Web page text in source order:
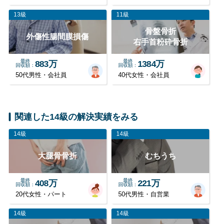
13級
外傷性腸間膜損傷
最終
回収額
883万
50代男性・会社員
11級
骨盤骨折
右手首粉砕骨折
最終
回収額
1384万
40代女性・会社員
関連した14級の解決実績をみる
14級
大腿骨骨折
最終
回収額
408万
20代女性・パート
14級
むちうち
最終
回収額
221万
50代男性・自営業
14級 14級